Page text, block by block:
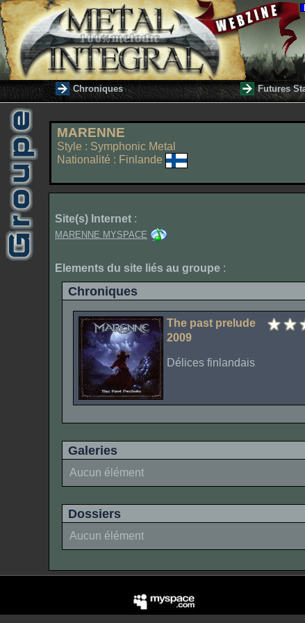
Chroniques Futures
MARENNE
Style : Symphonic Metal
Nationalité : Finlande
Site(s) Internet :
MARENNE MYSPACE
Elements du site liés au groupe :
Chroniques
The past prelude
2009
Délices finlandais
Galeries
Aucun élément
Dossiers
Aucun élément